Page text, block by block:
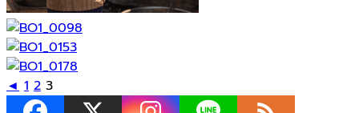
◄ 1 2 3